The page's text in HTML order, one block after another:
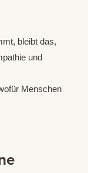
bleibt das,
und
Menschen